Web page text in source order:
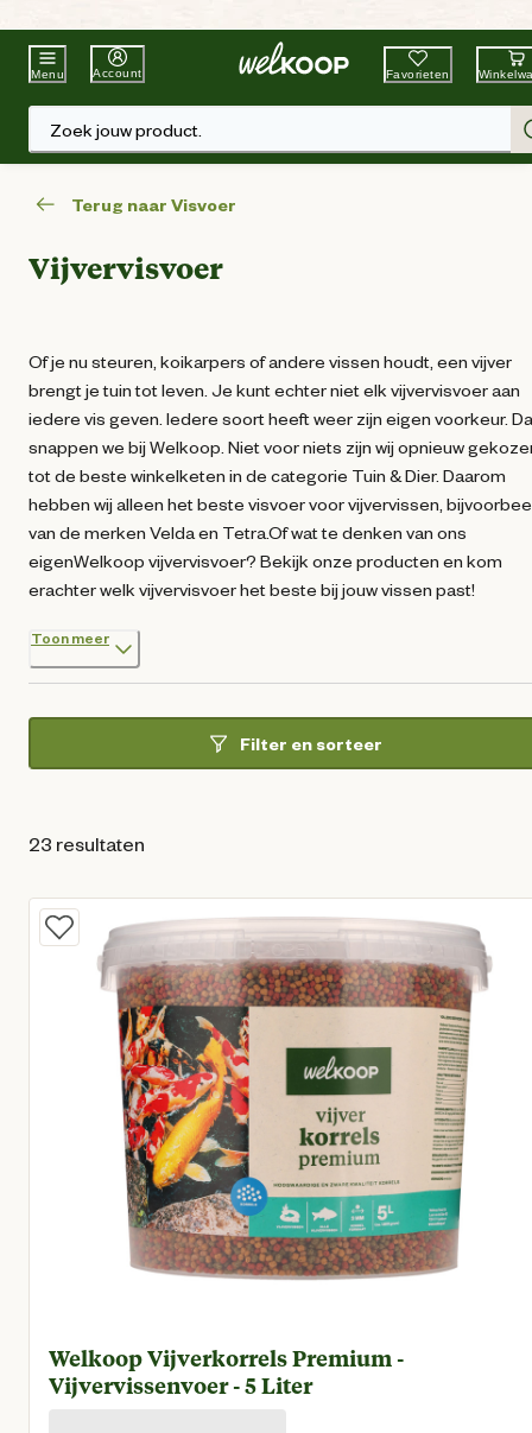
Beste WinkelketenTuin & Dier
Menu Account Favorieten
Zoek jouw product.
Terug naar Visvoer
Vijvervisvoer
Of je nu steuren, koikarpers of andere vissen houdt, een vijver
brengt je tuin tot leven. Je kunt echter niet elk vijvervisvoer aan
iedere vis geven. Iedere soort heeft weer zijn eigen voorkeur.
snappen we bij Welkoop. Niet voor niets zijn wij opnieuw
tot de beste winkelketen in de categorie Tuin & Dier. Daarom
hebben wij alleen het beste visvoer voor vijvervissen,
van de merken Velda en Tetra.Of wat te denken van ons
eigenWelkoop vijvervisvoer? Bekijk onze producten en kom
erachter welk vijvervisvoer het beste bij jouw vissen past!
Toon meer
Filter en sorteer
23 resultaten
Welkoop Vijverkorrels Premium -
Vijvervissenvoer - 5 Liter